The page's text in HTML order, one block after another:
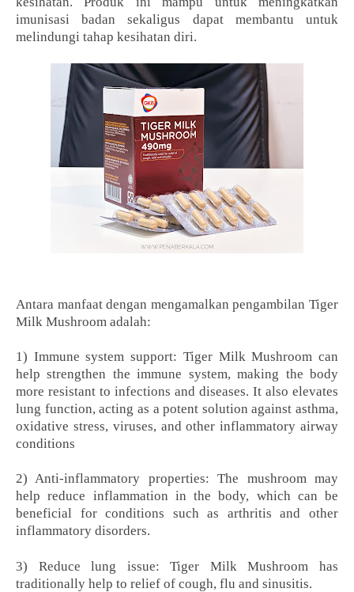
imunisasi badan sekaligus dapat membantu untuk
melindungi tahap kesihatan diri.
Antara manfaat dengan mengamalkan pengambilan Tiger
Milk Mushroom adalah:
1) Immune system support: Tiger Milk Mushroom can
help strengthen the immune system, making the body
more resistant to infections and diseases. It also elevates
lung function, acting as a potent solution against asthma,
oxidative stress, viruses, and other inflammatory airway
conditions
2) Anti-inflammatory properties: The mushroom may
help reduce inflammation in the body, which can be
beneficial for conditions such as arthritis and other
inflammatory disorders.
3) Reduce lung issue: Tiger Milk Mushroom has
traditionally help to relief of cough, flu and sinusitis.